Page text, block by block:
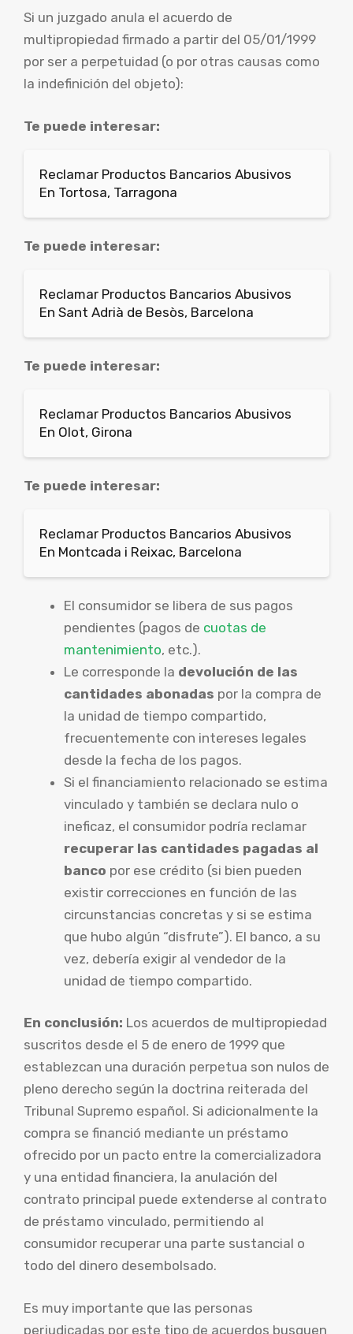
Si un juzgado anula el acuerdo de
multipropiedad firmado a partir del 05/01/1999
por ser a perpetuidad (o por otras causas como
la indefinición del objeto):
Te puede interesar:
Reclamar Productos Bancarios Abusivos
En Tortosa, Tarragona
Te puede interesar:
Reclamar Productos Bancarios Abusivos
En Sant Adrià de Besòs, Barcelona
Te puede interesar:
Reclamar Productos Bancarios Abusivos
En Olot, Girona
Te puede interesar:
Reclamar Productos Bancarios Abusivos
En Montcada i Reixac, Barcelona
El consumidor se libera de sus pagos
pendientes (pagos de cuotas de
mantenimiento, etc.).
Le corresponde la devolución de las
cantidades abonadas por la compra de
la unidad de tiempo compartido,
frecuentemente con intereses legales
desde la fecha de los pagos.
Si el financiamiento relacionado se estima
vinculado y también se declara nulo o
ineficaz, el consumidor podría reclamar
recuperar las cantidades pagadas al
banco por ese crédito (si bien pueden
existir correcciones en función de las
circunstancias concretas y si se estima
que hubo algún “disfrute”). El banco, a su
vez, debería exigir al vendedor de la
unidad de tiempo compartido.
En conclusión: Los acuerdos de multipropiedad
suscritos desde el 5 de enero de 1999 que
establezcan una duración perpetua son nulos de
pleno derecho según la doctrina reiterada del
Tribunal Supremo español. Si adicionalmente la
compra se financió mediante un préstamo
ofrecido por un pacto entre la comercializadora
y una entidad financiera, la anulación del
contrato principal puede extenderse al contrato
de préstamo vinculado, permitiendo al
consumidor recuperar una parte sustancial o
todo del dinero desembolsado.
Es muy importante que las personas
perjudicadas por este tipo de acuerdos busquen